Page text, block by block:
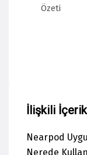
Özeti
İlişkili
Nearpod
Nerede